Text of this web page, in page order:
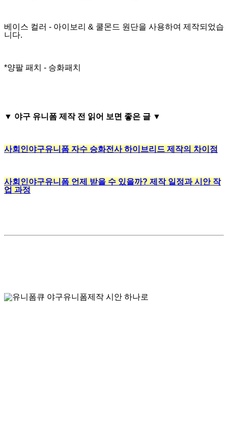
베이스 컬러 - 아이보리 & 쿨몬드 원단을 사용하여 제작되었습
니다.
*양팔 패치 - 승화패치
▼ 야구 유니폼 제작 전 읽어 보면 좋은 글 ▼
사회인야구유니폼 자수 승화전사 하이브리드 제작의 차이점
사회인야구유니폼 언제 받을 수 있을까? 제작 일정과 시안 작
업 과정